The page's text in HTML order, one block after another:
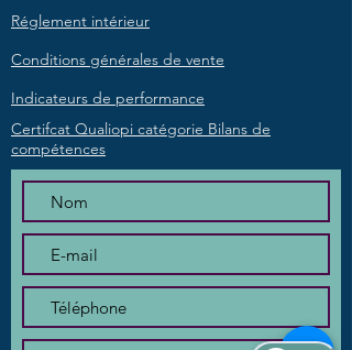
Réglement intérieur
Conditions générales de vente
Indicateurs de performance
Certifcat Qualiopi catégorie Bilans de
compétences